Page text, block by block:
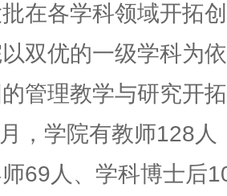
在各学科领域开拓
双优的一级学科为
管理教学与研究开
，学院有教师128人
69人、学科博士后